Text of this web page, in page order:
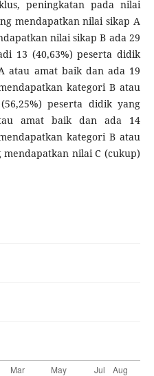
peningkatan pada nilai
mendapatkan nilai sikap A
nilai sikap B ada 29
13 (40,63%) peserta didik
atau amat baik dan ada 19
kategori B atau
peserta didik yang
amat baik dan ada 14
kategori B atau
nilai C (cukup)